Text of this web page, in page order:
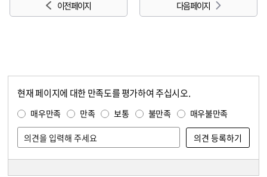
이전 페이지 다음 페이지
현재 페이지에 대한 만족도를 평가하여 주십시오.
매우만족 만족 보통 불만족 매우불만족